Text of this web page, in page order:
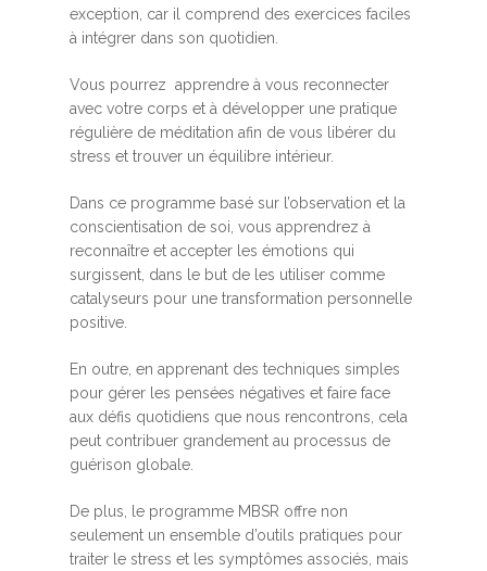
exception, car il comprend des exercices faciles
à intégrer dans son quotidien.
Vous pourrez apprendre à vous reconnecter
avec votre corps et à développer une pratique
régulière de méditation afin de vous libérer du
stress et trouver un équilibre intérieur.
Dans ce programme basé sur l’observation et la
conscientisation de soi, vous apprendrez à
reconnaître et accepter les émotions qui
surgissent, dans le but de les utiliser comme
catalyseurs pour une transformation personnelle
positive.
En outre, en apprenant des techniques simples
pour gérer les pensées négatives et faire face
aux défis quotidiens que nous rencontrons, cela
peut contribuer grandement au processus de
guérison globale.
De plus, le programme MBSR offre non
seulement un ensemble d’outils pratiques pour
traiter le stress et les symptômes associés, mais